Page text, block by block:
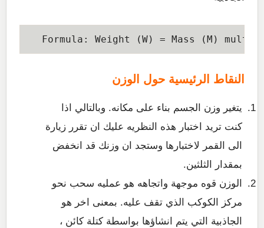
Formula: Weight (W) = Mass (M)
النقاط الرئيسية حول الوزن
يتغير وزن الجسم بناء على مكانه. وبالتالي اذا
كنت تريد اختبار هذه النظريه عليك ان تقرر زيارة
الى القمر لاختبارها وستجد ان وزنك قد انخفض
بمقدار الثلثين.
الوزن قوه موجهة واتجاهه هو عمليه سحب نحو
مركز الكوكب الذي تقف عليه. بمعنى اخر هو
الجاذبية التي يتم انشاؤها بواسطة كتلة كائن ،